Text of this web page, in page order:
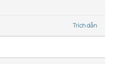
Trích dẫn